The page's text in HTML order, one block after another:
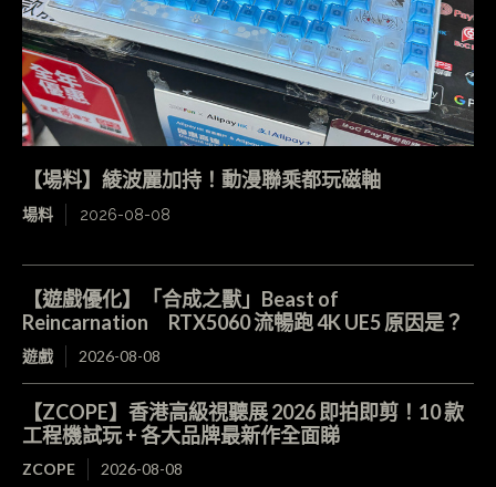
【場料】綾波麗加持！動漫聯乘都玩磁軸
場料 2026-08-08
【遊戲優化】「合成之獸」Beast of
Reincarnation RTX5060 流暢跑 4K UE5 原因是？
遊戲 2026-08-08
【ZCOPE】香港高級視聽展 2026 即拍即剪！10 款
工程機試玩 + 各大品牌最新作全面睇
ZCOPE 2026-08-08